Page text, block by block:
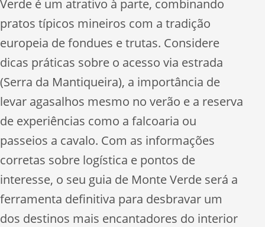
Verde é um atrativo à parte, combinando
pratos típicos mineiros com a tradição
europeia de fondues e trutas. Considere
dicas práticas sobre o acesso via estrada
(Serra da Mantiqueira), a importância de
levar agasalhos mesmo no verão e a reserva
de experiências como a falcoaria ou
passeios a cavalo. Com as informações
corretas sobre logística e pontos de
interesse, o seu guia de Monte Verde será a
ferramenta definitiva para desbravar um
dos destinos mais encantadores do interior